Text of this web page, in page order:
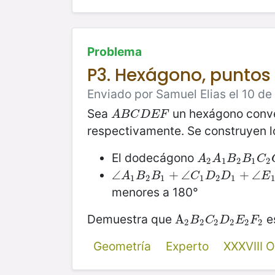
Problema
P3. Hexágono,
Enviado por Samuel Elias el 10
Sea A BCDEF
ABCDEF un hexágono
respectivamente. Se construyen
El dodecágono A2 A 1 B2 B1C2
A2A1B2B1C2
∠A1 B2 B1 + ∠C1 D2 D1 + ∠E1
∠A1B2B1+∠ C1D2D1+∠E 1F2
menores a 180°
Demuestra que A2 B2C2 D2 E2 F2
Α2B2C2D2E2F2
Geometría
Experto XXXVIII